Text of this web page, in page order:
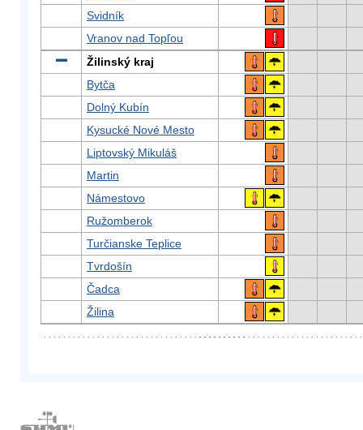
Svidník
Vranov nad Topľou
Žilinský kraj
Bytča
Dolný Kubín
Kysucké Nové Mesto
Liptovský Mikuláš
Martin
Námestovo
Ružomberok
Turčianske Teplice
Tvrdošín
Čadca
Žilina